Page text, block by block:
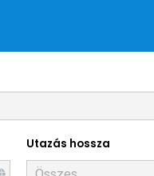
Utazás hossza